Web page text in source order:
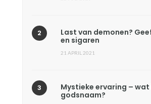
Last van demonen?
en sigaren
21 APRIL 2021
Mystieke ervaring –
godsnaam?